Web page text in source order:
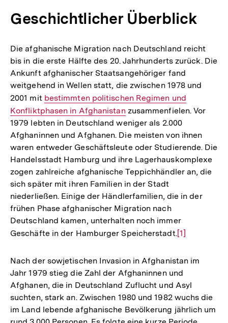
Geschichtlicher Überblick
Die afghanische Migration nach Deutschland reicht
bis in die erste Hälfte des 20. Jahrhunderts zurück. Die
Ankunft afghanischer Staatsangehöriger fand
weitgehend in Wellen statt, die zwischen 1978 und
2001 mit Interner
Link:
bestimmten politischen Regimen und
Konfliktphasen in Afghanistanzusammenfielen. Vor
1979 lebten in Deutschland weniger als 2.000
Afghaninnen und Afghanen. Die meisten von ihnen
waren entweder Geschäftsleute oder Studierende. Die
Handelsstadt Hamburg und ihre Lagerhauskomplexe
zogen zahlreiche afghanische Teppichhändler an, die
sich später mit ihren Familien in der Stadt
niederließen. Einige der Händlerfamilien, die in der
frühen Phase afghanischer Migration nach
Deutschland kamen, unterhalten noch immer
Geschäfte in der Hamburger Speicherstadt.Zur
der
Fußnote
[1]
Nach der sowjetischen Invasion in Afghanistan im
Jahr 1979 stieg die Zahl der Afghaninnen und
Afghanen, die in Deutschland Zuflucht und Asyl
suchten, stark an. Zwischen 1980 und 1982 wuchs die
im Land lebende afghanische Bevölkerung jährlich um